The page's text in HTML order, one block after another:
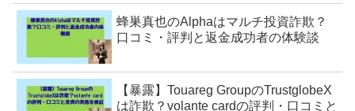
蜂巣真也のAlphaはマルチ投資詐欺？
口コミ・評判と返金成功者の体験談
【暴露】Touareg GroupのTrustglobeX
は詐欺？volante cardの評判・口コミと